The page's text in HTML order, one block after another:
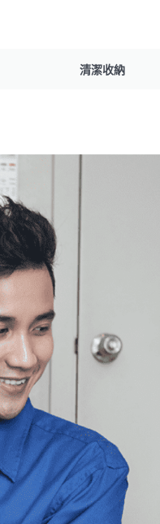
清潔收納